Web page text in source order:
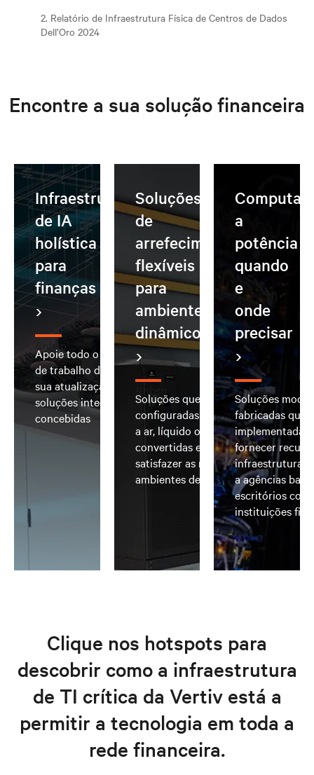
2. Relatório de Infraestrutura Física de Centros de Dados
Dell’Oro 2024
Encontre a sua solução financeira
Infraestrutura
de IA
holística
para
finanças
&nbsp
Apoie todo o espectro de cargas
de trabalho de IA e simplifique a
sua atualização de IA com
soluções integradas e pré-
concebidas
Soluções
de
arrefecimento
flexíveis
para
ambientes
dinâmicos
Soluções que podem ser
configuradas como arrefecimento
a ar, líquido ou híbrido e
convertidas em campo para
satisfazer as necessidades de
ambientes de alta densidade
Computar
a
potência
quando
e
onde
precisar
&nbsp
Soluções
fabricadas que
implementadas
fornecer
infraestruturas
a agências
escritórios
instituições
Clique nos hotspots para
descobrir como a infraestrutura
de TI crítica da Vertiv está a
permitir a tecnologia em toda a
rede financeira.